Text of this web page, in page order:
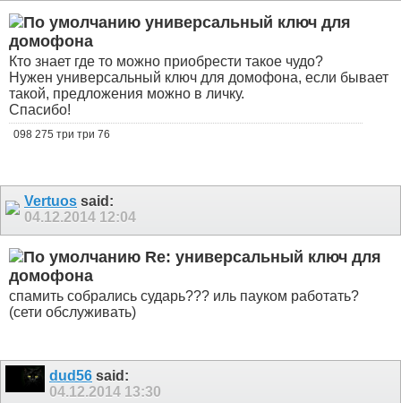
универсальный ключ для
домофона
Кто знает где то можно приобрести такое чудо?
Нужен универсальный ключ для домофона, если бывает
такой, предложения можно в личку.
Спасибо!
098 275 три три 76
Vertuos said:
04.12.2014 12:04
Re: универсальный ключ для
домофона
спамить собрались сударь??? иль пауком работать?
(сети обслуживать)
dud56 said:
04.12.2014 13:30